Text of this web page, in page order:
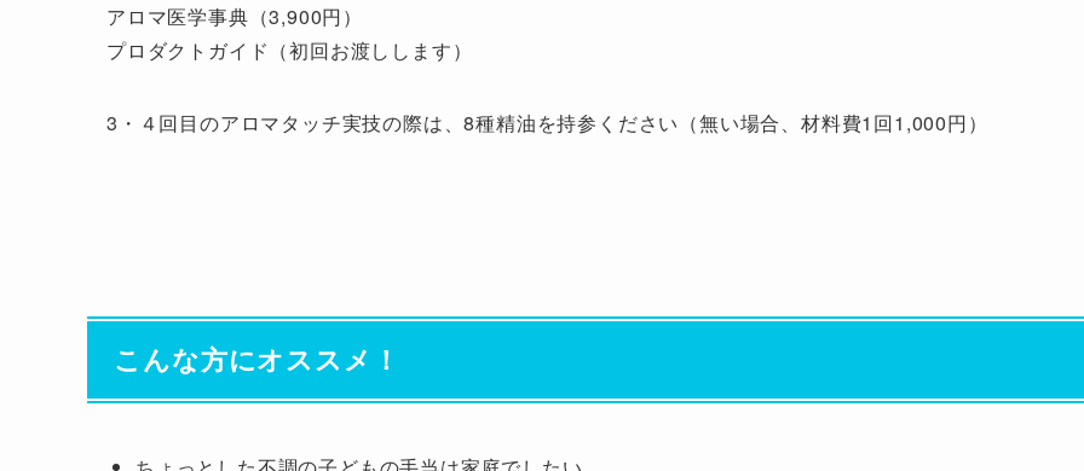
アロマ医学事典（3,900円）
プロダクトガイド（初回お渡しします）
3・４回目のアロマタッチ実技の際は、8種精油を持参ください（無い場合、材料費1回1,000円）
こんな方にオススメ！